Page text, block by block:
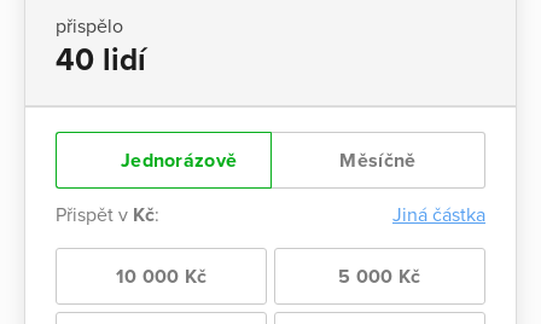
přispělo
40 lidí
Jednorázově Měsíčně
Přispět v Kč: Jiná částka
10 000 Kč 5 000 Kč